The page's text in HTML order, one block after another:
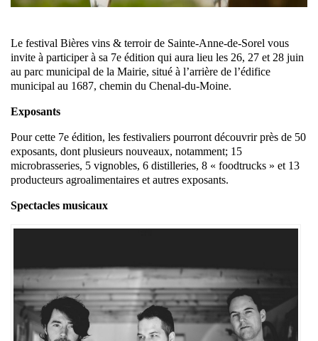
Le festival Bières vins & terroir de Sainte-Anne-de-Sorel vous
invite à participer à sa 7e édition qui aura lieu les 26, 27 et 28 juin
au parc municipal de la Mairie, situé à l’arrière de l’édifice
municipal au 1687, chemin du Chenal-du-Moine.
Exposants
Pour cette 7e édition, les festivaliers pourront découvrir près de 50
exposants, dont plusieurs nouveaux, notamment; 15
microbrasseries, 5 vignobles, 6 distilleries, 8 « foodtrucks » et 13
producteurs agroalimentaires et autres exposants.
Spectacles musicaux